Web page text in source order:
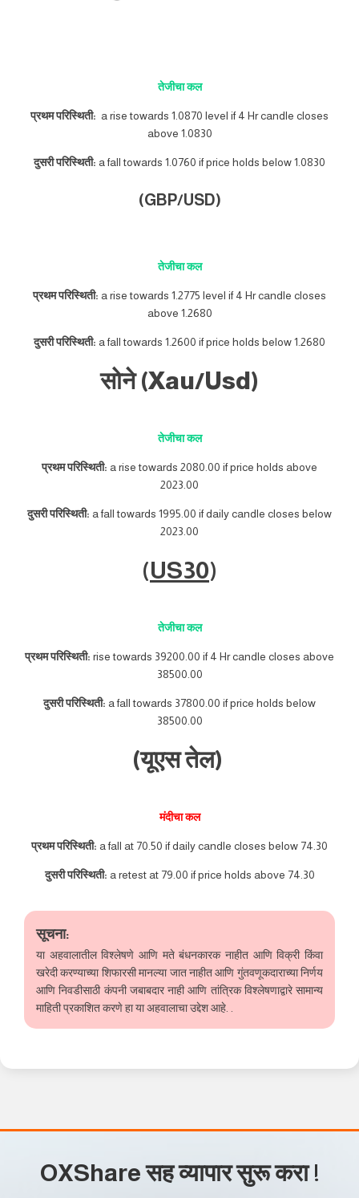
तेजीचा कल
प्रथम परिस्थिती: a rise towards 1.0870 level if 4 Hr candle closes
above 1.0830
दुसरी परिस्थिती: a fall towards 1.0760 if price holds below 1.0830
(GBP/USD)
तेजीचा कल
प्रथम परिस्थिती: a rise towards 1.2775 level if 4 Hr candle closes
above 1.2680
दुसरी परिस्थिती: a fall towards 1.2600 if price holds below 1.2680
सोने (Xau/Usd)
तेजीचा कल
प्रथम परिस्थिती: a rise towards 2080.00 if price holds above
2023.00
दुसरी परिस्थिती: a fall towards 1995.00 if daily candle closes below
2023.00
(US30)
तेजीचा कल
प्रथम परिस्थिती: rise towards 39200.00 if 4 Hr candle closes above
38500.00
दुसरी परिस्थिती: a fall towards 37800.00 if price holds below
38500.00
(यूएस तेल)
मंदीचा कल
प्रथम परिस्थिती: a fall at 70.50 if daily candle closes below 74.30
दुसरी परिस्थिती: a retest at 79.00 if price holds above 74.30
सूचना:
या अहवालातील विश्लेषणे आणि मते बंधनकारक नाहीत आणि विक्री किंवा
खरेदी करण्याच्या शिफारसी मानल्या जात नाहीत आणि गुंतवणूकदाराच्या निर्णय
आणि निवडीसाठी कंपनी जबाबदार नाही आणि तांत्रिक विश्लेषणाद्वारे सामान्य
माहिती प्रकाशित करणे हा या अहवालाचा उद्देश आहे. .
OXShare सह व्यापार सुरू करा!